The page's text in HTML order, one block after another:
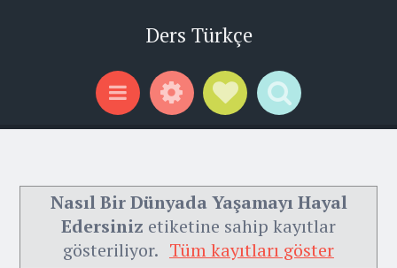
Ders Türkçe
Menu WidgetsSocial Links
Search
Nasıl Bir Dünyada Yaşamayı Hayal
Edersiniz etiketine sahip kayıtlar
gösteriliyor. Tüm kayıtları göster